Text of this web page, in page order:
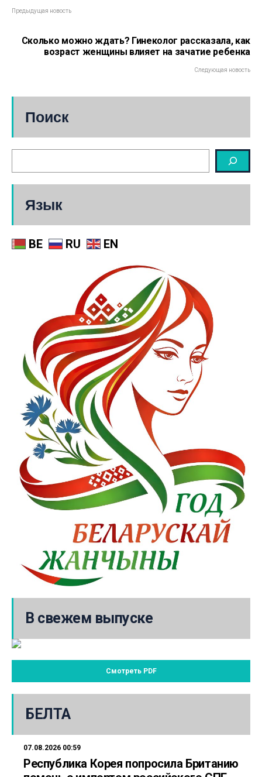
Предыдущая новость
Сколько можно ждать? Гинеколог рассказала, как
возраст женщины влияет на зачатие ребенка
Следующая новость
Поиск
Язык
BE RU EN
В свежем выпуске
Смотреть PDF
БЕЛТА
07.08.2026 00:59
Республика Корея попросила Британию